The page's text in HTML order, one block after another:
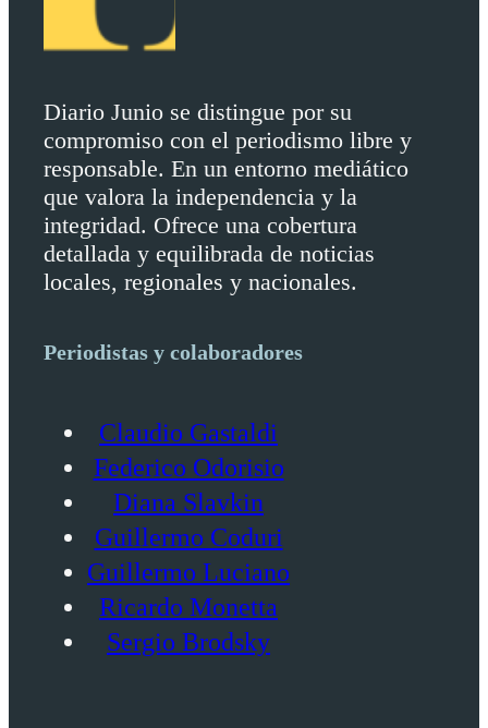
Diario Junio se distingue por su
compromiso con el periodismo libre y
responsable. En un entorno mediático
que valora la independencia y la
integridad. Ofrece una cobertura
detallada y equilibrada de noticias
locales, regionales y nacionales.
Periodistas y colaboradores
Claudio Gastaldi
Federico Odorisio
Diana Slavkin
Guillermo Coduri
Guillermo Luciano
Ricardo Monetta
Sergio Brodsky